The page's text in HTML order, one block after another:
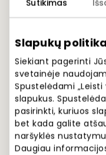
Sutikimas
Slapukų politika
Siekiant pagerinti
svetainėje
Spustelėdami
slapukus.
pasirinkti, kuriuos
bet kada galite
naršyklės
Daugiau